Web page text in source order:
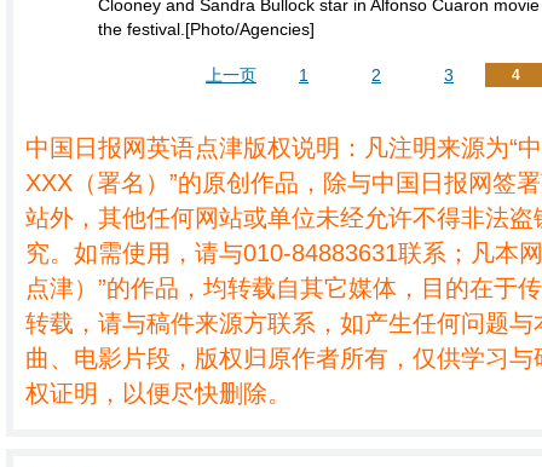
Clooney and Sandra Bullock star in Alfonso Cuaron
the festival.[Photo/Agencies]
上一页 1 2 3 4
中国日报网英语点津版权说明：凡注明来源为“
XXX（署名）”的原创作品，除与中国日报网签
站外，其他任何网站或单位未经允许不得非法
究。如需使用，请与010-84883631联系；凡本
点津）”的作品，均转载自其它媒体，目的在于
转载，请与稿件来源方联系，如产生任何问题
曲、电影片段，版权归原作者所有，仅供学习
权证明，以便尽快删除。